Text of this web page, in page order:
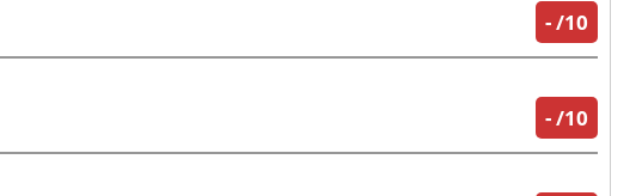
-/10
-/10